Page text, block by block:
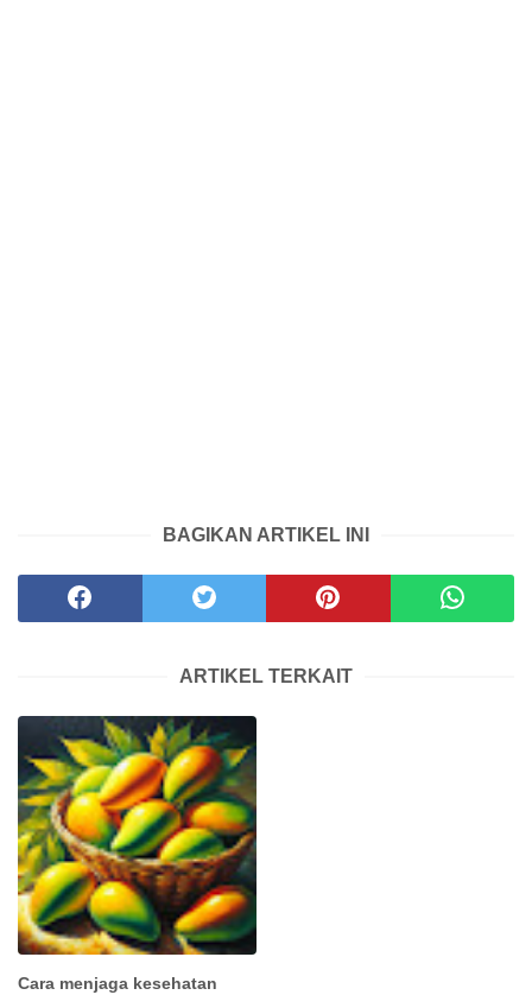
BAGIKAN ARTIKEL INI
ARTIKEL TERKAIT
Cara menjaga kesehatan